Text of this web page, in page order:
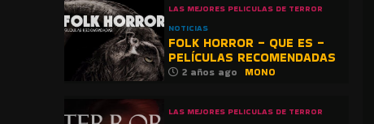
LAS MEJORES PELICULAS DE TERROR
NOTICIAS
FOLK HORROR – QUE ES –
PELÍCULAS RECOMENDADAS
2 años ago MONO
LAS MEJORES PELICULAS DE TERROR